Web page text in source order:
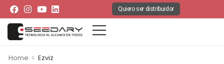
Quiero ser distribuidor
Home > Ezviz